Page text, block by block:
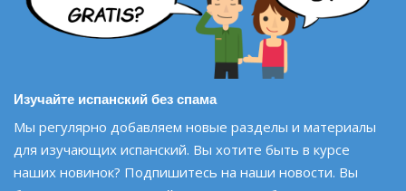
Изучайте испанский без спама
Мы регулярно добавляем новые разделы и материалы
для изучающих испанский. Вы хотите быть в курсе
наших новинок? Подпишитесь на наши новости. Вы